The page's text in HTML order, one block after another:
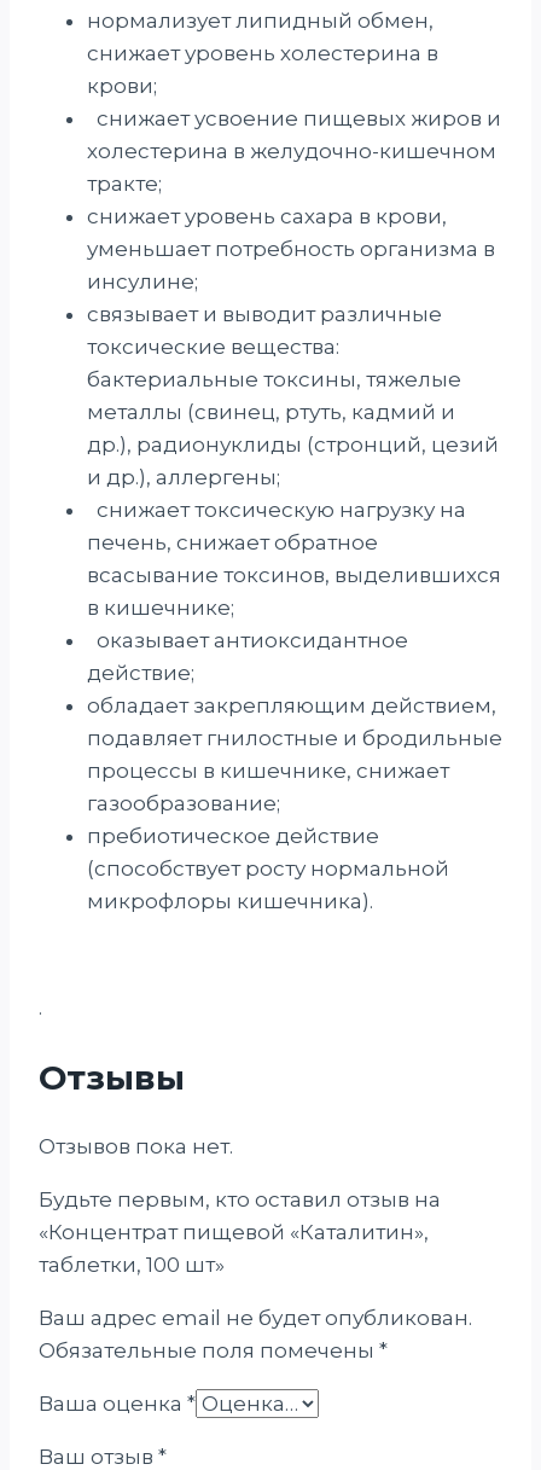
нормализует липидный обмен,
снижает уровень холестерина в
крови;
снижает усвоение пищевых жиров и
холестерина в желудочно-кишечном
тракте;
снижает уровень сахара в крови,
уменьшает потребность организма в
инсулине;
связывает и выводит различные
токсические вещества:
бактериальные токсины, тяжелые
металлы (свинец, ртуть, кадмий и
др.), радионуклиды (стронций, цезий
и др.), аллергены;
снижает токсическую нагрузку на
печень, снижает обратное
всасывание токсинов, выделившихся
в кишечнике;
оказывает антиоксидантное
действие;
обладает закрепляющим действием,
подавляет гнилостные и бродильные
процессы в кишечнике, снижает
газообразование;
пребиотическое действие
(способствует росту нормальной
микрофлоры кишечника).
.
Отзывы
Отзывов пока нет.
Будьте первым, кто оставил отзыв на
«Концентрат пищевой «Каталитин»,
таблетки, 100 шт»
Ваш адрес email не будет опубликован.
Обязательные поля помечены *
Ваша оценка *
Ваш отзыв *